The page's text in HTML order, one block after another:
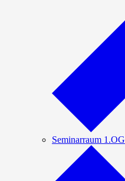
Seminarraum 1.OG